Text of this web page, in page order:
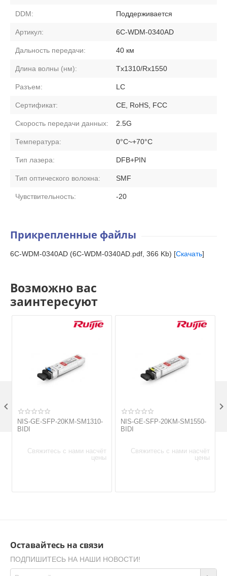
DDM: Поддерживается
Артикул: 6C-WDM-0340AD
Дальность передачи: 40 км
Длина волны (нм): Tx1310/Rx1550
Разъем: LC
Сертификат: CE, RoHS, FCC
Скорость передачи данных: 2.5G
Температура: 0°C~+70°C
Тип лазера: DFB+PIN
Тип оптического волокна: SMF
Чувствительность: -20
Прикрепленные файлы
6C-WDM-0340AD (6C-WDM-0340AD.pdf, 366 Kb) [Скачать]
Возможно вас
заинтересуют
NIS-GE-SFP-20KM-SM1310-
BIDI
Свяжитесь с нами насчёт
цены
NIS-GE-SFP-20KM-SM1550-
BIDI
Свяжитесь с нами насчёт
цены
 
Оставайтесь на связи
ПОДПИШИТЕСЬ НА НАШИ НОВОСТИ!